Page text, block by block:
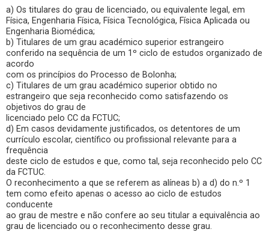
a) Os titulares do grau de licenciado, ou equivalente legal, em
Física, Engenharia Física, Física Tecnológica, Física Aplicada ou
Engenharia Biomédica;
b) Titulares de um grau académico superior estrangeiro
conferido na sequência de um 1º ciclo de estudos organizado de
acordo
com os princípios do Processo de Bolonha;
c) Titulares de um grau académico superior obtido no
estrangeiro que seja reconhecido como satisfazendo os
objetivos do grau de
licenciado pelo CC da FCTUC;
d) Em casos devidamente justificados, os detentores de um
currículo escolar, científico ou profissional relevante para a
frequência
deste ciclo de estudos e que, como tal, seja reconhecido pelo CC
da FCTUC.
O reconhecimento a que se referem as alíneas b) a d) do n.º 1
tem como efeito apenas o acesso ao ciclo de estudos
conducente
ao grau de mestre e não confere ao seu titular a equivalência ao
grau de licenciado ou o reconhecimento desse grau.